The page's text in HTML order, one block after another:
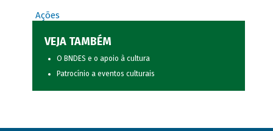
Ações
VEJA TAMBÉM
O BNDES e o apoio à cultura
Patrocínio a eventos culturais